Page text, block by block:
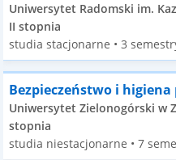
Uniwersytet Radomski im.
II stopnia
studia stacjonarne • 3
Bezpieczeństwo i higiena
Uniwersytet Zielonogórski w
stopnia
studia niestacjonarne • 7